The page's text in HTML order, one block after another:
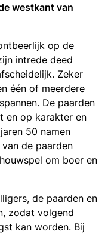
westkant van
op de
intrede deed
Zeker
één of meerdere
De paarden
en op karakter en
50 namen
de paarden
om boer en
de paarden en
zodat volgend
kan worden. Bij